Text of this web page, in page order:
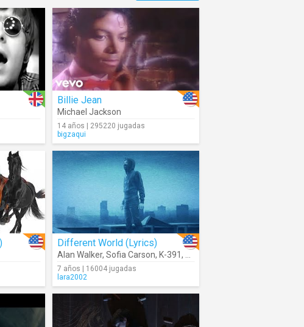
Billie Jean
Michael Jackson
14 años | 295220 jugadas
bigzaqui
Different World (Lyrics)
Alan Walker, Sofia Carson, K-391 ,
7 años | 16004 jugadas
lara2002